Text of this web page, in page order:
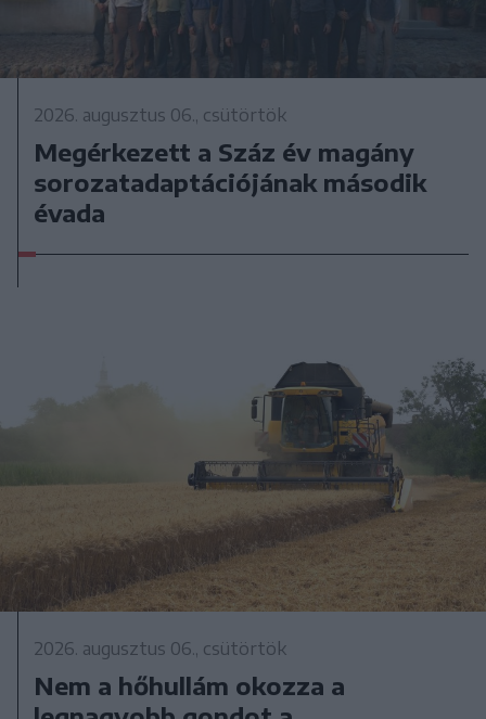
2026. augusztus 06., csütörtök
Megérkezett a Száz év magány
sorozatadaptációjának második
évada
2026. augusztus 06., csütörtök
Nem a hőhullám okozza a